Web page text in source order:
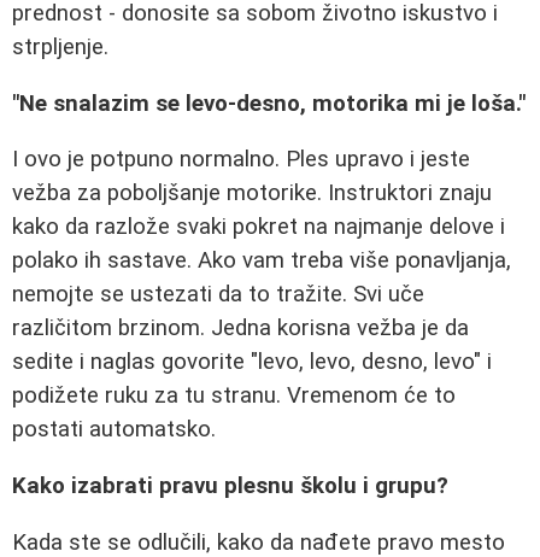
prednost - donosite sa sobom životno iskustvo i
strpljenje.
"Ne snalazim se levo-desno, motorika mi je loša."
I ovo je potpuno normalno. Ples upravo i jeste
vežba za poboljšanje motorike. Instruktori znaju
kako da razlože svaki pokret na najmanje delove i
polako ih sastave. Ako vam treba više ponavljanja,
nemojte se ustezati da to tražite. Svi uče
različitom brzinom. Jedna korisna vežba je da
sedite i naglas govorite "levo, levo, desno, levo" i
podižete ruku za tu stranu. Vremenom će to
postati automatsko.
Kako izabrati pravu plesnu školu i grupu?
Kada ste se odlučili, kako da nađete pravo mesto